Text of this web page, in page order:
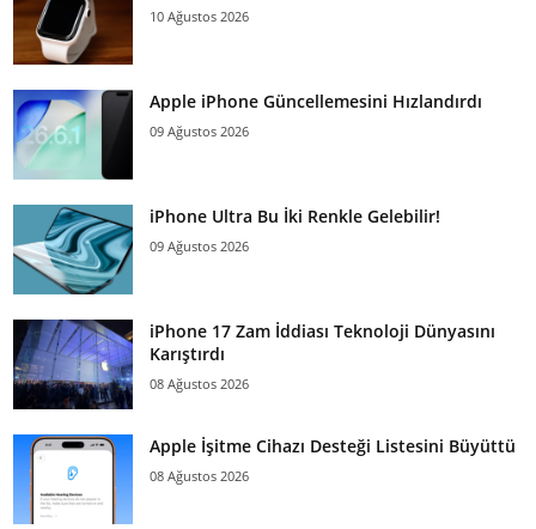
10 Ağustos 2026
Apple iPhone Güncellemesini Hızlandırdı
09 Ağustos 2026
iPhone Ultra Bu İki Renkle Gelebilir!
09 Ağustos 2026
iPhone 17 Zam İddiası Teknoloji Dünyasını
Karıştırdı
08 Ağustos 2026
Apple İşitme Cihazı Desteği Listesini Büyüttü
08 Ağustos 2026